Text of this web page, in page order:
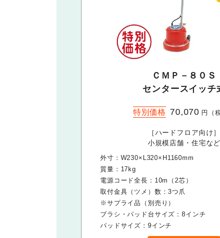
ＣＭＰ－８０Ｓ
センタースイッチ
特別価格 70,070 円（
［ハードフロア向け
小規模店舗・住宅な
外寸：W230×L320×H1160mm
質量：17kg
電源コード全長：10m（2芯）
取付金具（ツメ）数：3つ爪
※サプライ品（別売り）
ブラシ・パッド台サイズ：8インチ
パッドサイズ：9インチ